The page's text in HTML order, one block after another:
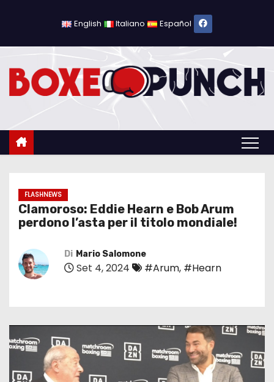
c
English Italiano Español
FLASHNEWS
Clamoroso: Eddie Hearn e Bob Arum
perdono l’asta per il titolo mondiale!
Di Mario Salomone
Set 4, 2024 #Arum, #Hearn